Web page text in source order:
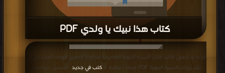
كتاب هذا نبيك يا ولدي PDF
قراءة و تحميل كتاب كتاب هذا نبيك يا ولدي PDF مجانا | مكتبة >
| التحميل :
مرة/مرات
قراءة و تحميل كتاب كتاب السيرة النبوية الصحيحة محاولة لتطبيق قواعد المحدثين في
نقد رويات السيرة النبوية PDF مجانا | مكتبة >
كتب في جديد | التحميل : مرة/مرات